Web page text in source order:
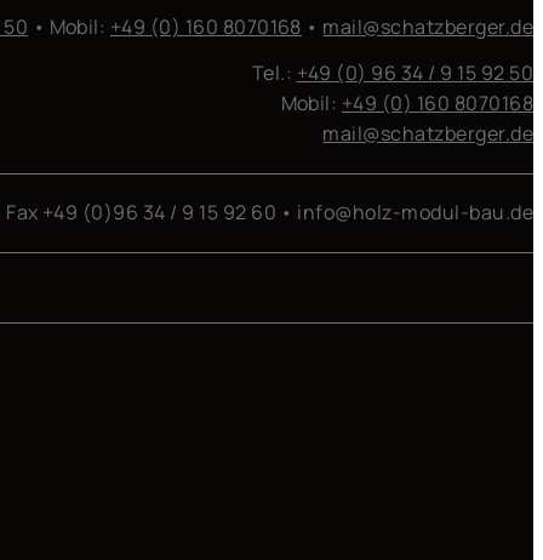
• Mobil: +49 (0) 160 8070168 • mail@schatzberger.de
Tel.: +49 (0) 96 34 / 9 15 92 50
Mobil: +49 (0) 160 8070168
mail@schatzberger.de
Fax +49 (0)96 34 / 9 15 92 60 • info@holz-modul-bau.de